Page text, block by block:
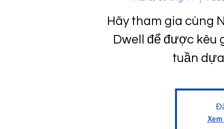
Hãy tham gia cùng
Dwell để được kêu
tuần